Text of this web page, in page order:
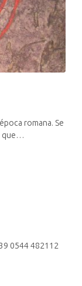
romana. Se
que
0544 482112